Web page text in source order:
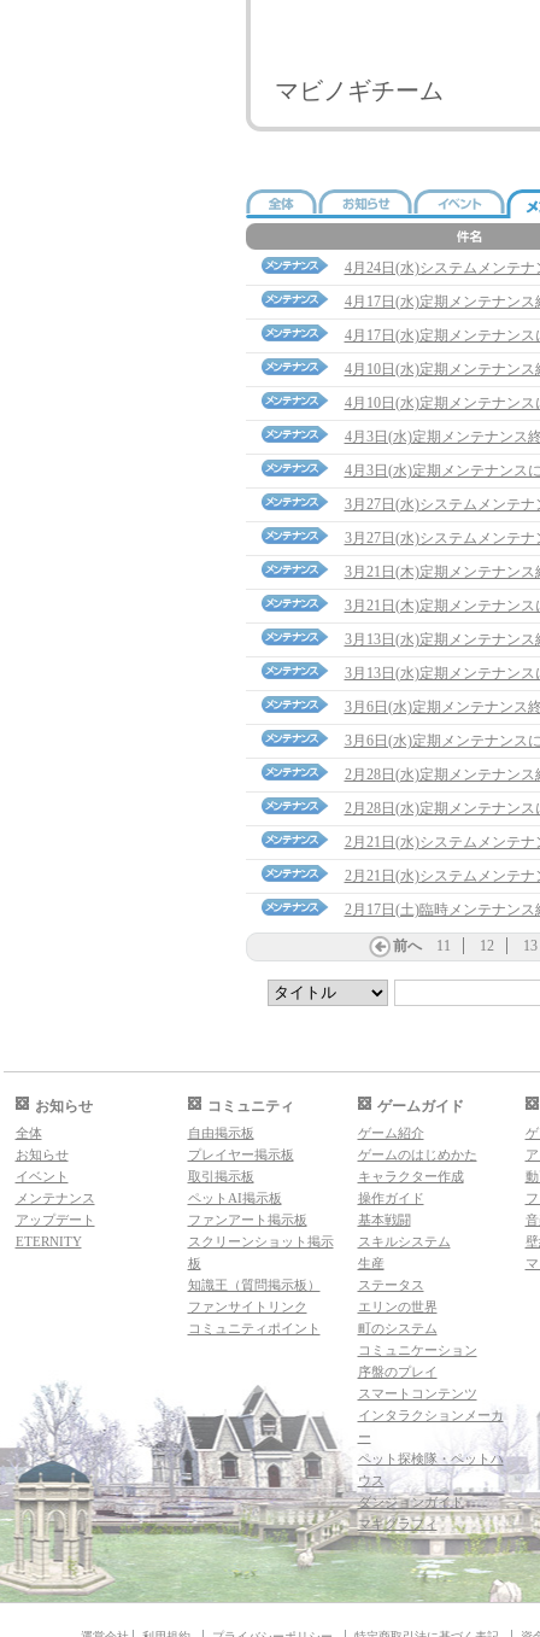
マビノギチーム
4月24日(水)システムメンテナ
4月17日(水)定期メンテナン
4月17日(水)定期メンテナンス
4月10日(水)定期メンテナン
4月10日(水)定期メンテナンス
4月3日(水)定期メンテナンス
4月3日(水)定期メンテナンス
3月27日(水)システムメンテ
3月27日(水)システムメンテナ
3月21日(木)定期メンテナン
3月21日(木)定期メンテナンス
3月13日(水)定期メンテナン
3月13日(水)定期メンテナンス
3月6日(水)定期メンテナンス
3月6日(水)定期メンテナンス
2月28日(水)定期メンテナン
2月28日(水)定期メンテナンス
2月21日(水)システムメンテ
2月21日(水)システムメンテナ
2月17日(土)臨時メンテナン
前へ 11 12 13
お知らせ
全体
お知らせ
イベント
メンテナンス
アップデート
ETERNITY
コミュニティ
自由掲示板
プレイヤー掲示板
取引掲示板
ペットAI掲示板
ファンアート掲示板
スクリーンショット掲示
板
知識王（質問掲示板）
ファンサイトリンク
コミュニティポイント
ゲームガイド
ゲーム紹介
ゲームのはじめかた
キャラクター作成
操作ガイド
基本戦闘
スキルシステム
生産
ステータス
エリンの世界
町のシステム
コミュニケーション
序盤のプレイ
スマートコンテンツ
インタラクションメーカ
ー
ペット探検隊・ペットハ
ウス
ダンジョンガイド
マギグラフィ